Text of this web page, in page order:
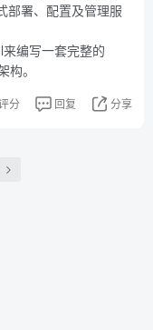
部署、配置及管理服
编写一套完整的
。
分 回复 分享